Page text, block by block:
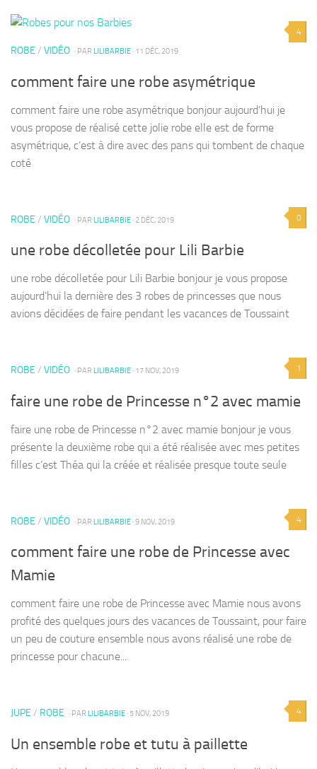
4
ROBE / VIDÉO · PAR LILIBARBIE · 11 DÉC, 2019
comment faire une robe asymétrique
comment faire une robe asymétrique bonjour aujourd’hui je
vous propose de réalisé cette jolie robe elle est de forme
asymétrique, c’est à dire avec des pans qui tombent de chaque
coté
0
ROBE / VIDÉO · PAR LILIBARBIE · 2 DÉC, 2019
une robe décolletée pour Lili Barbie
une robe décolletée pour Lili Barbie bonjour je vous propose
aujourd’hui la dernière des 3 robes de princesses que nous
avions décidées de faire pendant les vacances de Toussaint
1
ROBE / VIDÉO · PAR LILIBARBIE · 17 NOV, 2019
faire une robe de Princesse n°2 avec mamie
faire une robe de Princesse n°2 avec mamie bonjour je vous
présente la deuxième robe qui a été réalisée avec mes petites
filles c’est Théa qui la créée et réalisée presque toute seule
4
ROBE / VIDÉO · PAR LILIBARBIE · 9 NOV, 2019
comment faire une robe de Princesse avec
Mamie
comment faire une robe de Princesse avec Mamie nous avons
profité des quelques jours des vacances de Toussaint, pour faire
un peu de couture ensemble nous avons réalisé une robe de
princesse pour chacune...
4
JUPE / ROBE · PAR LILIBARBIE · 5 NOV, 2019
Un ensemble robe et tutu à paillette